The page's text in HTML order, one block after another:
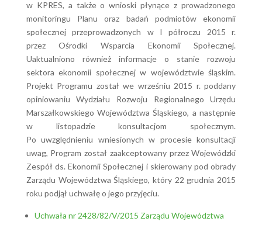
w KPRES, a także o wnioski płynące z prowadzonego
monitoringu Planu oraz badań podmiotów ekonomii
społecznej przeprowadzonych w I półroczu 2015 r.
przez Ośrodki Wsparcia Ekonomii Społecznej.
Uaktualniono również informacje o stanie rozwoju
sektora ekonomii społecznej w województwie śląskim.
Projekt Programu został we wrześniu 2015 r. poddany
opiniowaniu Wydziału Rozwoju Regionalnego Urzędu
Marszałkowskiego Województwa Śląskiego, a następnie
w listopadzie konsultacjom społecznym.
Po uwzględnieniu wniesionych w procesie konsultacji
uwag, Program został zaakceptowany przez Wojewódzki
Zespół ds. Ekonomii Społecznej i skierowany pod obrady
Zarządu Województwa Śląskiego, który 22 grudnia 2015
roku podjął uchwałę o jego przyjęciu.
Uchwała nr 2428/82/V/2015 Zarządu Województwa